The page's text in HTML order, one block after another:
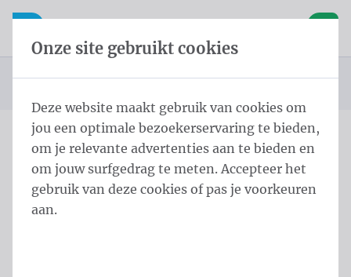
Inhoud overslaan
Taalkeuze overslaan
Open mobiele navigatie
Startpagina
Producten
Masten Paalbanieren
Overslaan categories
Paalbanieren
Onze site gebruikt cookies
Deze website maakt gebruik van cookies om
jou een optimale bezoekerservaring te bieden,
om je relevante advertenties aan te bieden en
om jouw surfgedrag te meten. Accepteer het
gebruik van deze cookies of pas je voorkeuren
aan.